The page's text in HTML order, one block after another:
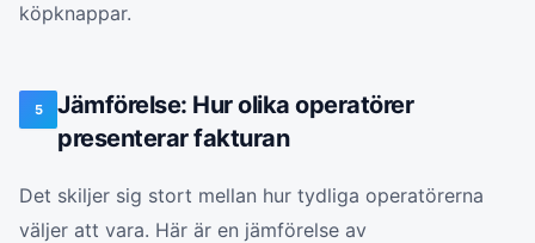
köpknappar.
5
Jämförelse: Hur olika operatörer
presenterar fakturan
Det skiljer sig stort mellan hur tydliga operatörerna
väljer att vara. Här är en jämförelse av